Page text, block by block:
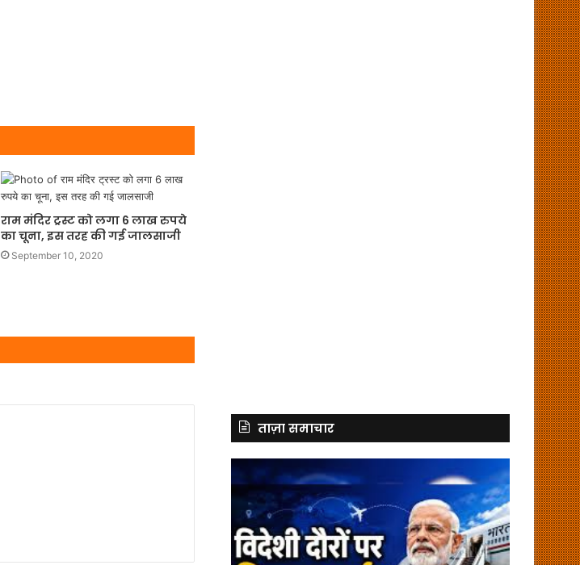
राम मंदिर ट्रस्ट को लगा 6 लाख रुपये
का चूना, इस तरह की गई जालसाजी
September 10, 2020
ताज़ा समाचार